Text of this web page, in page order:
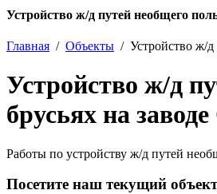
Устройство ж/д путей необщего
Главная Объекты Устройство ж/
Устройство ж/д
брусьях на
Работы по устройству ж/д путей
Посетите наш текущий объект